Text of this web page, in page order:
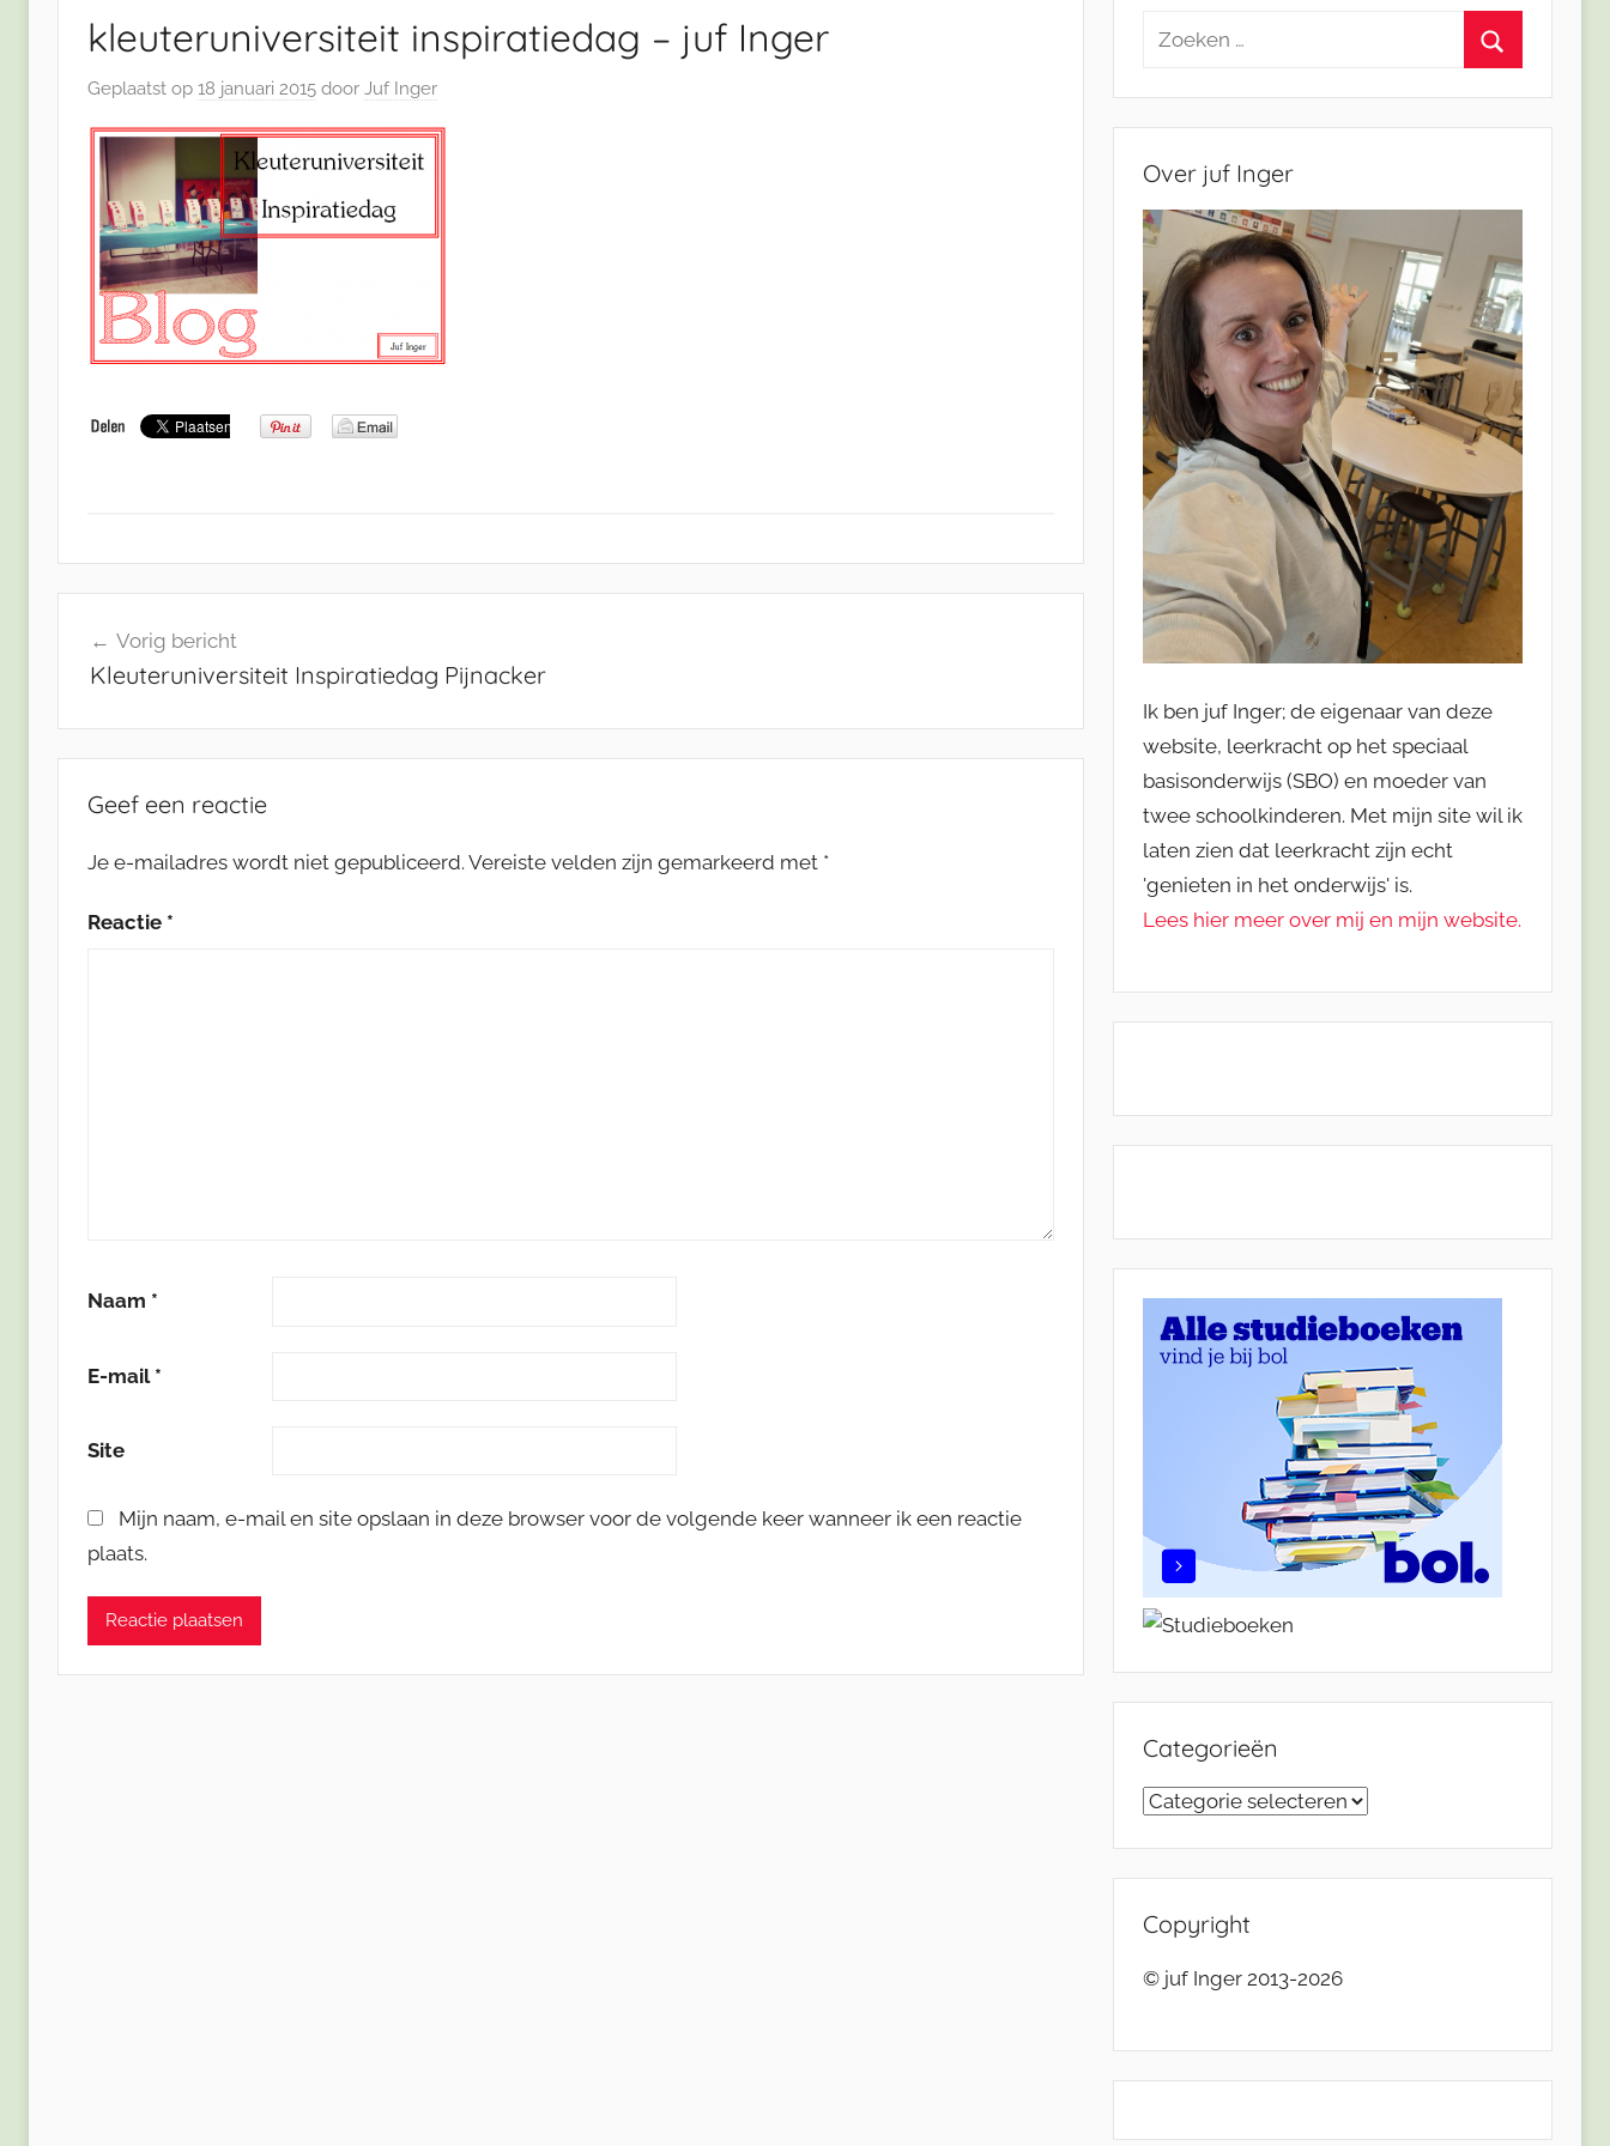
kleuteruniversiteit inspiratiedag – juf Inger
Geplaatst op 18 januari 2015 door Juf Inger
navigatie
Vorig bericht
Kleuteruniversiteit Inspiratiedag Pijnacker
Geef een reactie
Je e-mailadres wordt niet gepubliceerd. Vereiste velden zijn gemarkeerd met *
Reactie *
Naam *
E-mail *
Site
Mijn naam, e-mail en site opslaan in deze browser voor de volgende keer wanneer ik een reactie
plaats.
Zoeken
Over juf Inger
Ik ben juf Inger; de eigenaar van deze
website, leerkracht op het speciaal
basisonderwijs (SBO) en moeder van
twee schoolkinderen. Met mijn site wil ik
laten zien dat leerkracht zijn echt
'genieten in het onderwijs' is.
Lees hier meer over mij en mijn website.
Categorieën
Categorieën
Copyright
© juf Inger 2013-2026